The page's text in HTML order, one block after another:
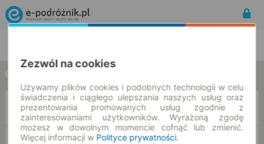
Z
DO
Zezwól na cookies
Używamy plików cookies i podobnych technologii w celu
świadczenia i ciągłego ulepszania naszych usług oraz
prezentowania promowanych usług zgodnie z
zainteresowaniami użytkowników. Wyrażoną zgodę
możesz w dowolnym momencie cofnąć lub zmienić.
Więcej informacji w Polityce prywatności.